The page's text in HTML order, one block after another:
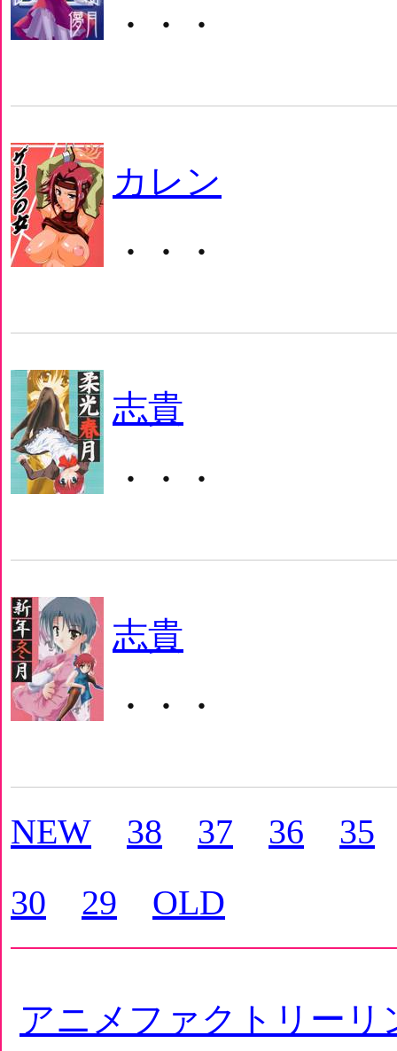
・・・
カレン
・・・
志貴
・・・
志貴
・・・
NEW 38 37 36
35
30
29 OLD
アニメファクトリーリ